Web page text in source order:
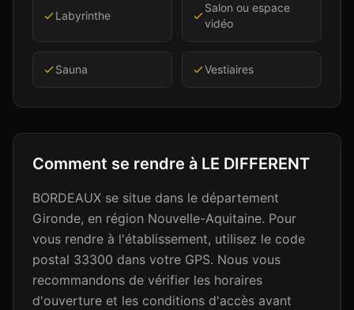
Labyrinthe
Salon ou espace
vidéo
Sauna Vestiaires
Comment se rendre à LE DIFFERENT
BORDEAUX se situe dans le département
Gironde, en région Nouvelle-Aquitaine. Pour
vous rendre à l'établissement, utilisez le code
postal 33300 dans votre GPS. Nous vous
recommandons de vérifier les horaires
d'ouverture et les conditions d'accès avant